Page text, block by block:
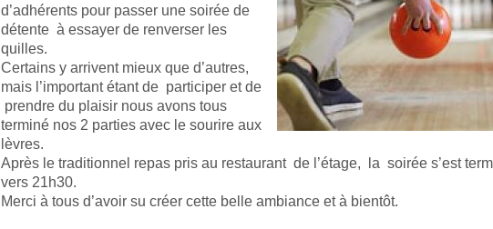
d’adhérents pour passer une soirée de
détente à essayer de renverser les
quilles.
Certains y arrivent mieux que d’autres,
mais l’important étant de participer et de
prendre du plaisir nous avons tous
terminé nos 2 parties avec le sourire aux
lèvres.
Après le traditionnel repas pris au restaurant de l’étage, la soirée s’est
vers 21h30.
Merci à tous d’avoir su créer cette belle ambiance et à bientôt.